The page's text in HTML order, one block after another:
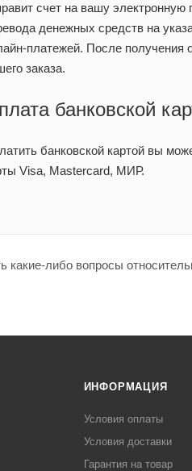
счет на вашу
денежных средств на
платежей. После получения
заказа.
банковской
банковской картой вы
Visa, Mastercard, МИР.
какие-либо вопросы
ИНФОРМАЦИЯ
Условия оплаты
Условия доставки
Гарантия на товар